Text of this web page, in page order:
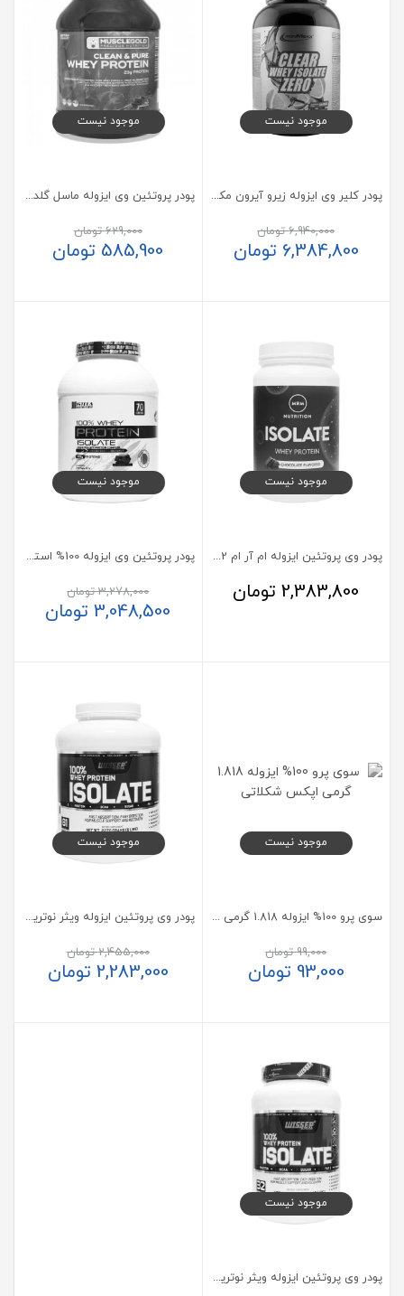
موجود نیست
پودر کلیر وی ایزوله زیرو آیرون مکس
6,940,000تومان
6,384,800 تومان
موجود نیست
پودر پروتئین وی ایزوله ماسل گلد 2.270 گرم
629,000تومان
585,900 تومان
موجود نیست
پودر وی پروتئین ایزوله ام آر ام 922 گرم
2,383,800تومان
موجود نیست
پودر پروتئین وی ایزوله 100% استلا 2270 گرم
3,278,000تومان
3,048,500تومان
موجود نیست
سوی پرو 100% ایزوله 1.818 گرمی اپکس شکلاتی
99,000تومان
93,000 تومان
موجود نیست
پودر وی پروتئین ایزوله ویثر نوتریشن 2270 گرم
2,455,000تومان
2,283,000 تومان
موجود نیست
پودر وی پروتئین ایزوله ویثر نوتریشن 908 گرم